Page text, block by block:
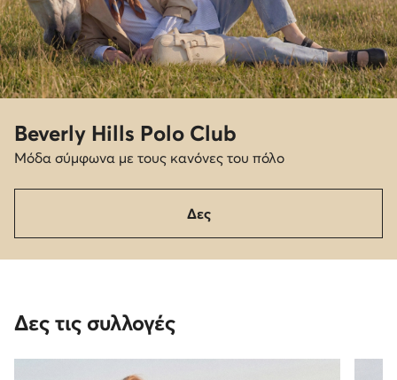
Beverly Hills Polo Club
Μόδα σύμφωνα με τους κανόνες του πόλο
Δες
Δες τις συλλογές